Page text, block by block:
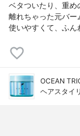
ベタついたり、重め
離れちゃった元バ
使いやすくて、ふ
OCEAN
ヘアスタイ